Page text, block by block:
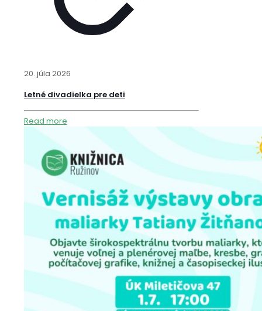
20. júla 2026
Letné divadielka pre deti
Read more